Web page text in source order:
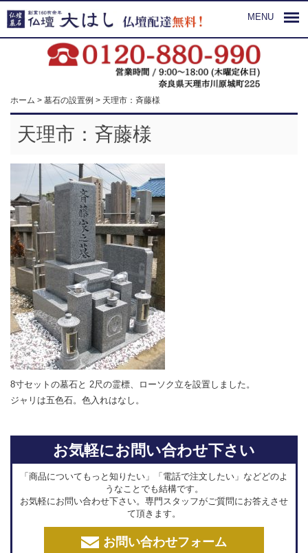
MENU
ホーム > 墓石の設置例 > 天理市：斉藤様
天理市：斉藤様
8寸セットの墓石と 2尺の霊標、ローソク立を設置しました。
ジャリは五色石。色入れはなし。
お気軽にお問い合わせ下さい
「商品についてもっと知りたい」「電話で注文したい」などどのよ
うなことでも結構です。
お気軽にお問い合わせ下さい。専門スタッフがご質問にお答えさせ
て頂きます。
お問い合わせフォーム